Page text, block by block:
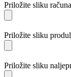
Priložite sliku računa
Priložite sliku
Priložite sliku